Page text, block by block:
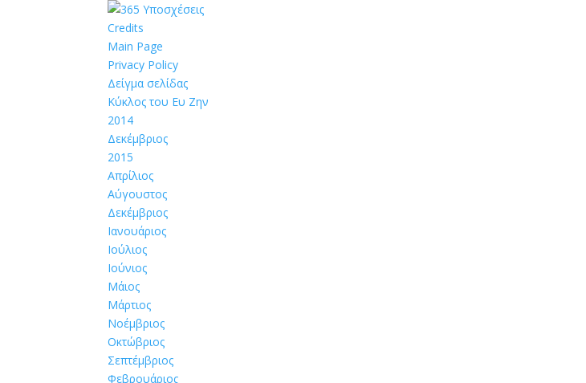
Credits
Main Page
Privacy Policy
Δείγμα σελίδας
Κύκλος του Ευ Ζην
2014
Δεκέμβριος
2015
Απρίλιος
Αύγουστος
Δεκέμβριος
Ιανουάριος
Ιούλιος
Ιούνιος
Μάιος
Μάρτιος
Νοέμβριος
Οκτώβριος
Σεπτέμβριος
Φεβρουάριος